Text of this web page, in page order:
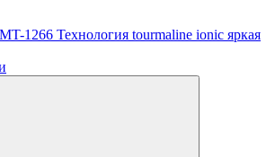
1266 Технология tourmaline ionic яркая